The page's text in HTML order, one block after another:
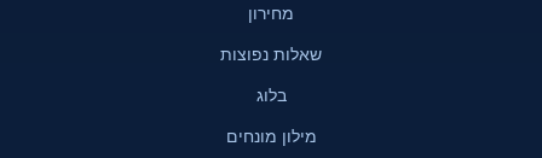
מחירון
שאלות נפוצות
בלוג
מילון מונחים